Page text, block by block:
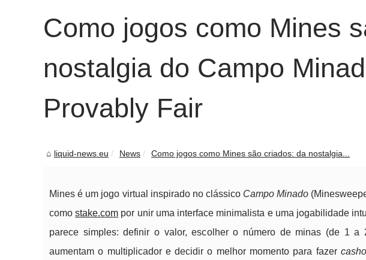
Como jogos como Mines
nostalgia do Campo
Provably Fair
liquid-news.eu News Como jogos como Mines são criados: da nostalgia...
Mines é um jogo virtual inspirado no clássico Campo Minado
comostake.com por unir uma interface minimalista e uma jogabilidade
parece simples: definir o valor, escolher o número de minas (de 1
aumentam o multiplicador e decidir o melhor momento para fazer